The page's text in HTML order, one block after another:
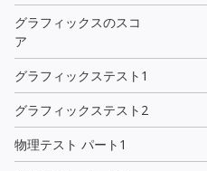
グラフィックスのスコ
ア
グラフィックステスト1
グラフィックステスト2
物理テスト パート1